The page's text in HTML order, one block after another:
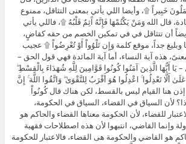
خَبِيراً ۩، وأيضا اللي يأتي بمعنى التثاقل، ممنوع
قال الله وَمَنْ يَكْتُمْهَا فَإِنَّهُ آَثِمٌ قَلْبُهُ ۩، فاللي يأتي
أيضاً أن تتثاقل في في تمكين الخصم من حقه كقاضٍ،
جداً، موقع كلمة وَإِن تَلْوُواْ أَوْ تُعْرِضُواْ ۩ عجيب
هذه آية النساء، أما آية المائدة فهي قول الحق –
يَا أَيُّهَا الَّذِينَ آمَنُوا كُونُوا قَوَّامِينَ لِلَّهِ شُهَدَاءَ بِالْقِسْطِ
أَلَّا تَعْدِلُوا ۚ اعْدِلُوا هُوَ أَقْرَبُ لِلتَّقْوَىٰ ۖ وَاتَّقُوا اللَّهَ ۚ إِنَّ
هنا القيام ليس بالقسط، لكن هناك قال كُونُواْ
لأن السياق في القضاء، السياق في الحكومة،
للقضاء، لأن الحكومة معناها القضاء والحاكم هو
وإنما القاضي، انتبهوا لأن هذه اصطلاحات فقهية
هو القاضي والحكومة هى القضاء، فالاعتبار للحكومة